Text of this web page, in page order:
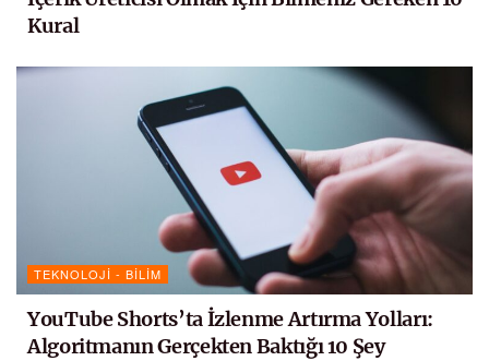
Kural
TEKNOLOJI - BILIM
YouTube Shorts’ta İzlenme Artırma Yolları:
Algoritmanın Gerçekten Baktığı 10 Şey